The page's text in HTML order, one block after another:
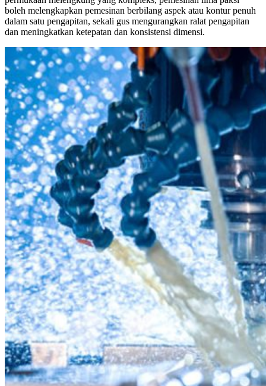
boleh melengkapkan pemesinan berbilang aspek atau kontur penuh
dalam satu pengapitan, sekali gus mengurangkan ralat pengapitan
dan meningkatkan ketepatan dan konsistensi dimensi.